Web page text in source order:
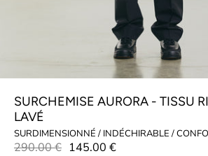
SURCHEMISE AURORA - TISSU
LAVÉ
SURDIMENSIONNÉ / INDÉCHIRABLE /
290.00 € 145.00 €